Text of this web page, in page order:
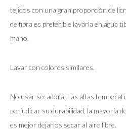
tejidos con una gran proporción de
de fibra es preferible lavarla en agua
mano.
Lavar con colores similares.
No usar secadora. Las altas
perjudicar su durabilidad, la mayoría
es mejor dejarlos secar al aire libre.